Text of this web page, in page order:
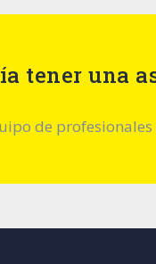
tener una
de